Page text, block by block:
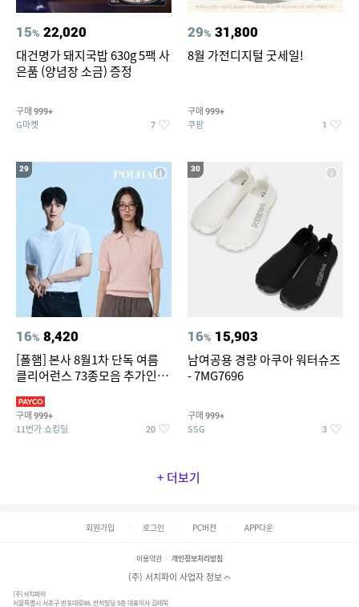
15% 22,020
대건명가 돼지국밥 630g 5팩 사
은품 (양념장 소금) 증정
구매 999+
G마켓 7
29% 31,800
8월 가전디지털 굿세일!
구매 999+
쿠팡 1
29
16% 8,420
[폴햄] 본사 8월1차 단독 여름
클리어런스 73종모음 추가인하
구매 999+
11번가 쇼킹딜 20
30
16% 15,903
남여공용 경량 아쿠아 워터슈즈
- 7MG7696
구매 999+
SSG 3
+ 더보기
회원가입 로그인 PC버전 APP다운
이용약관 개인정보처리방침
(주) 서치파이 사업자 정보
(주)서치파이
서울특별시 서초구 반포대로88, 반석빌딩 5층 대표이사 김태묵